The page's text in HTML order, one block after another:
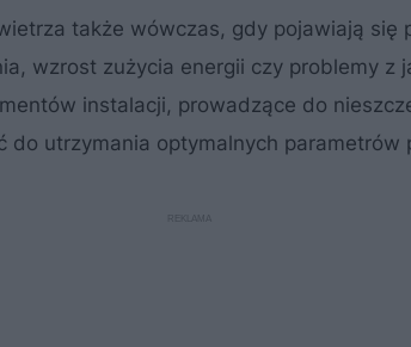
także wówczas, gdy pojawiają się
wzrost zużycia energii czy problemy z
instalacji, prowadzące do
utrzymania optymalnych parametrów